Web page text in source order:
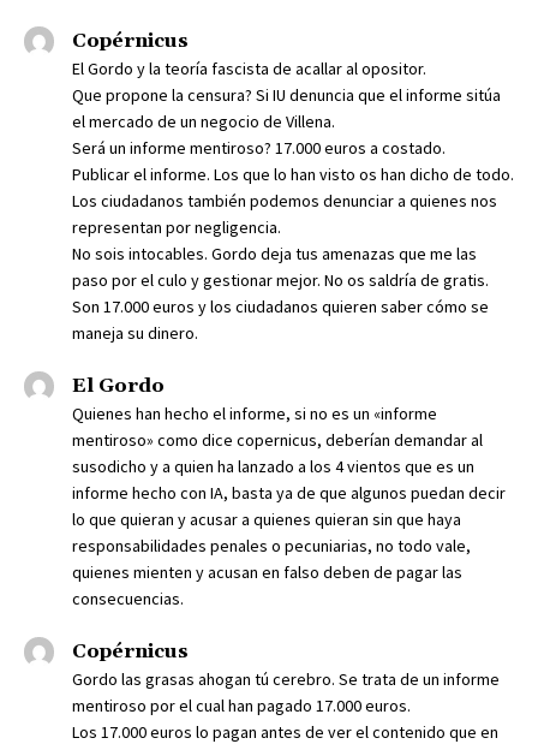
Copérnicus
El Gordo y la teoría fascista de acallar al opositor.
Que propone la censura? Si IU denuncia que el informe sitúa
el mercado de un negocio de Villena.
Será un informe mentiroso? 17.000 euros a costado.
Publicar el informe. Los que lo han visto os han dicho de todo.
Los ciudadanos también podemos denunciar a quienes nos
representan por negligencia.
No sois intocables. Gordo deja tus amenazas que me las
paso por el culo y gestionar mejor. No os saldría de gratis.
Son 17.000 euros y los ciudadanos quieren saber cómo se
maneja su dinero.
El Gordo
Quienes han hecho el informe, si no es un «informe
mentiroso» como dice copernicus, deberían demandar al
susodicho y a quien ha lanzado a los 4 vientos que es un
informe hecho con IA, basta ya de que algunos puedan decir
lo que quieran y acusar a quienes quieran sin que haya
responsabilidades penales o pecuniarias, no todo vale,
quienes mienten y acusan en falso deben de pagar las
consecuencias.
Copérnicus
Gordo las grasas ahogan tú cerebro. Se trata de un informe
mentiroso por el cual han pagado 17.000 euros.
Los 17.000 euros lo pagan antes de ver el contenido que en